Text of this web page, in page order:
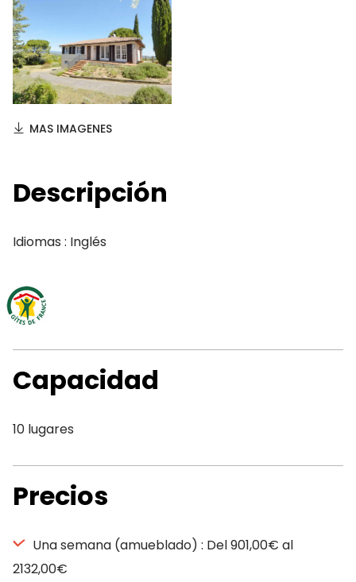
MAS IMAGENES
Descripción
Idiomas : Inglés
Capacidad
10 lugares
Precios
Una semana (amueblado) : Del 901,00€ al
2132,00€